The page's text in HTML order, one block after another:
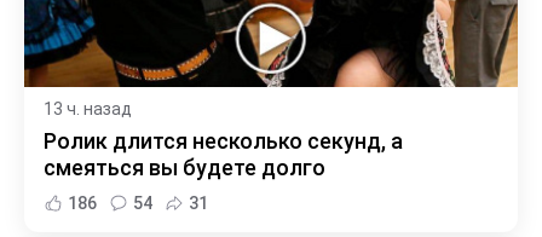
13 ч. назад
Ролик длится несколько секунд, а
смеяться вы будете долго
186 54 31